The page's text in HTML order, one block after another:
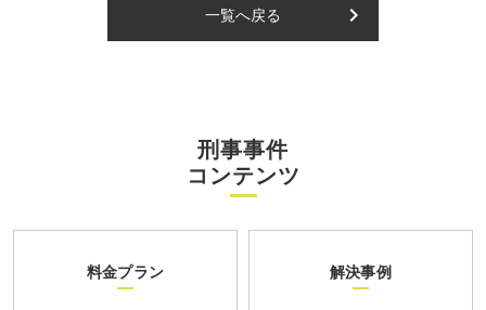
一覧へ戻る keyboard_arrow_right
刑事事件
コンテンツ
料金プラン 解決事例